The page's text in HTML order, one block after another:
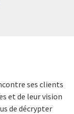
ses clients
et de leur vision
de décrypter